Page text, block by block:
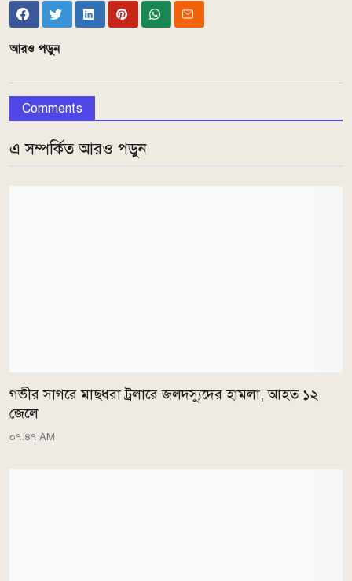
আরও পড়ুন
Comments
এ সম্পর্কিত আরও পড়ুন
গভীর সাগরে মাছধরা ট্রলারে জলদস্যুদের হামলা, আহত ১২
জেলে
০৭:৪৭ AM